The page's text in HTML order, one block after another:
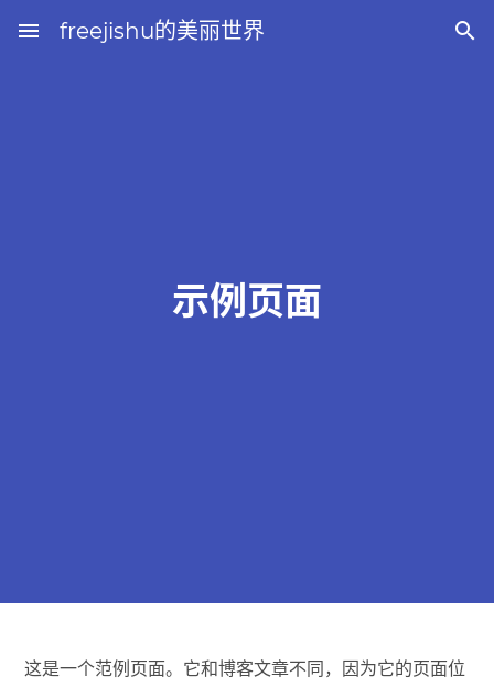
menu freejishu的美丽世界 
示例页面
这是一个范例页面。它和博客文章不同，因为它的页面位